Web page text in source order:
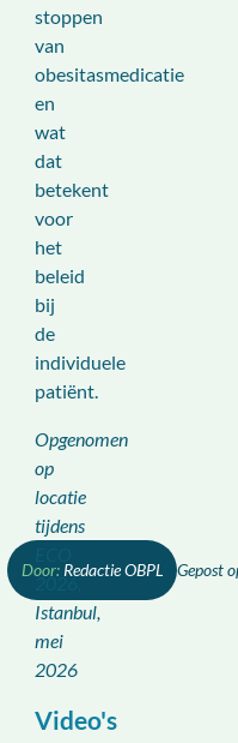
Redactie OBPL
stoppen
van
obesitasmedicatie
en
wat
dat
betekent
voor
het
beleid
bij
de
individuele
patiënt.
Opgenomen
op
locatie
tijdens
2026,
Istanbul,
mei
2026
Video's